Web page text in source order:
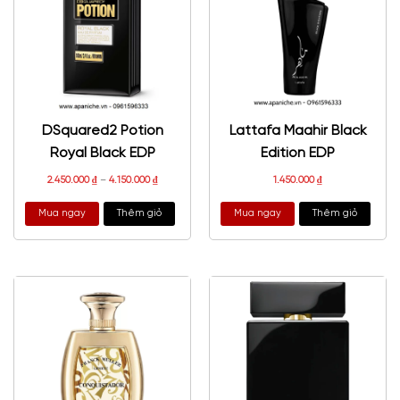
DSquared2 Potion
Royal Black EDP
2.450.000₫– 4.150.000₫
Mua ngay Thêm giỏ
Lattafa Maahir Black
Edition EDP
1.450.000₫
Mua ngay Thêm giỏ